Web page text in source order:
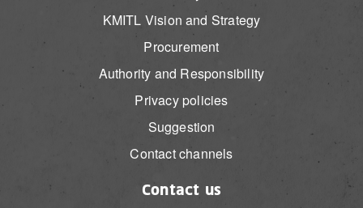
KMITL Vision and Strategy
Procurement
Authority and Responsibility
Privacy policies
Suggestion
Contact channels
Contact us